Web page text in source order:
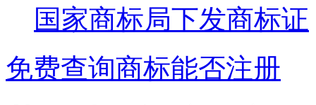
国家商标局下发商标证
免费查询商标能否注册